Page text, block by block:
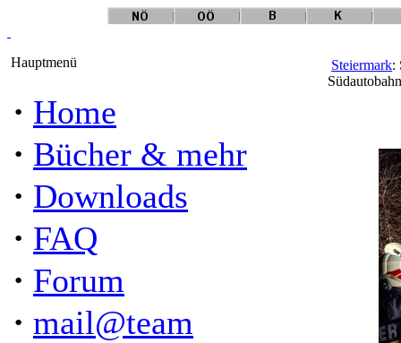
Hauptmenü
· Home
· Bücher & mehr
· Downloads
· FAQ
· Forum
· mail@team
Steiermark: